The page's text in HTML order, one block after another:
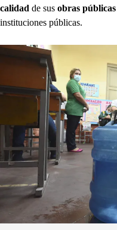
calidad de sus obras públicas
instituciones públicas.